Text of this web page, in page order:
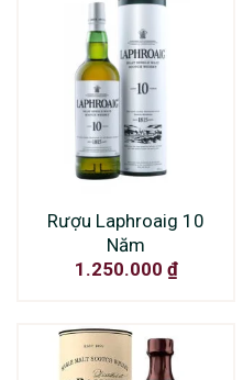
Rượu Laphroaig 10
Năm
1.250.000 ₫